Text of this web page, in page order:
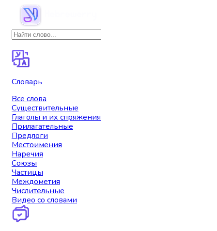
Словарь
Все слова
Существительные
Глаголы и их спряжения
Прилагательные
Предлоги
Местоимения
Наречия
Союзы
Частицы
Междометия
Числительные
Видео со словами